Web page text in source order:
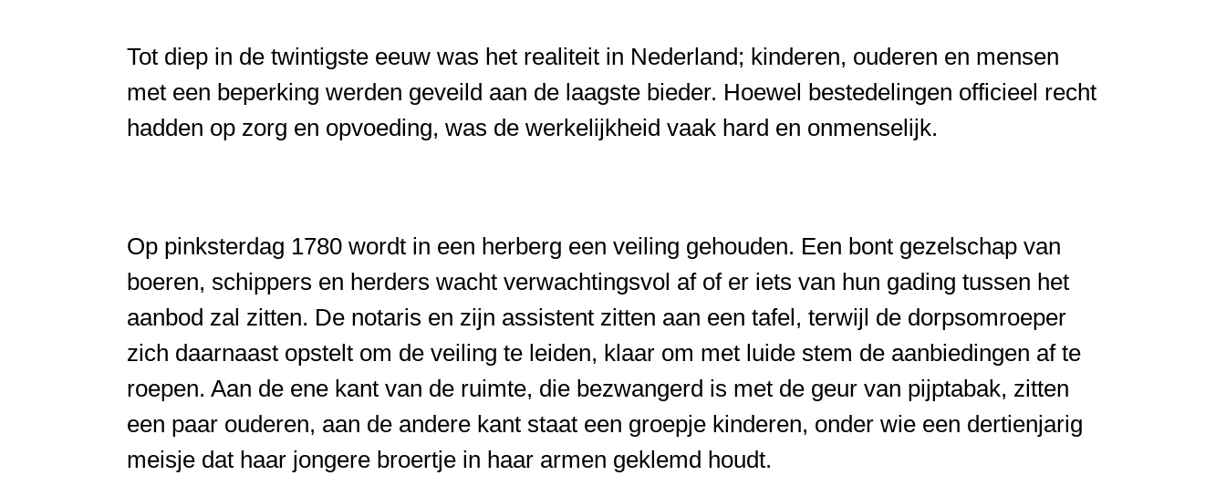
Tot diep in de twintigste eeuw was het realiteit in Nederland; kinderen, ouderen en mensen
met een beperking werden geveild aan de laagste bieder. Hoewel bestedelingen officieel recht
hadden op zorg en opvoeding, was de werkelijkheid vaak hard en onmenselijk.
Op pinksterdag 1780 wordt in een herberg een veiling gehouden. Een bont gezelschap van
boeren, schippers en herders wacht verwachtingsvol af of er iets van hun gading tussen het
aanbod zal zitten. De notaris en zijn assistent zitten aan een tafel, terwijl de dorpsomroeper
zich daarnaast opstelt om de veiling te leiden, klaar om met luide stem de aanbiedingen af te
roepen. Aan de ene kant van de ruimte, die bezwangerd is met de geur van pijptabak, zitten
een paar ouderen, aan de andere kant staat een groepje kinderen, onder wie een dertienjarig
meisje dat haar jongere broertje in haar armen geklemd houdt.